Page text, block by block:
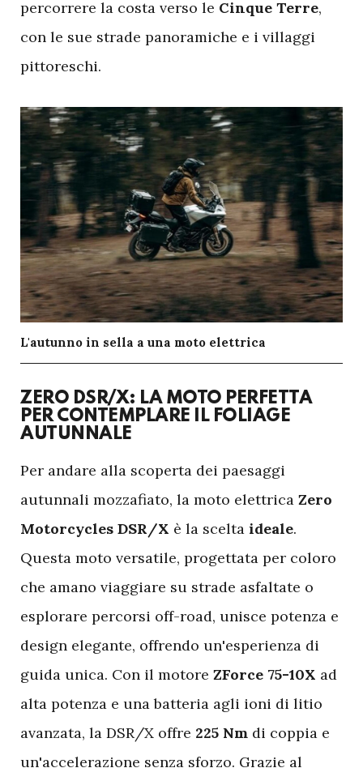
percorrere la costa verso le Cinque Terre,
con le sue strade panoramiche e i villaggi
pittoreschi.
L'autunno in sella a una moto elettrica
ZERO DSR/X: LA MOTO PERFETTA
PER CONTEMPLARE IL FOLIAGE
AUTUNNALE
Per andare alla scoperta dei paesaggi
autunnali mozzafiato, la moto elettrica Zero
Motorcycles DSR/X è la scelta ideale.
Questa moto versatile, progettata per coloro
che amano viaggiare su strade asfaltate o
esplorare percorsi off-road, unisce potenza e
design elegante, offrendo un'esperienza di
guida unica. Con il motore ZForce 75-10X ad
alta potenza e una batteria agli ioni di litio
avanzata, la DSR/X offre 225 Nm di coppia e
un'accelerazione senza sforzo. Grazie al